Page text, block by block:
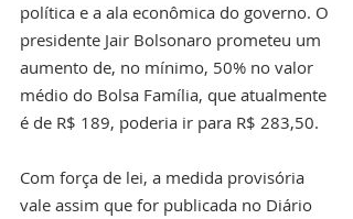
política e a ala econômica do governo. O
presidente Jair Bolsonaro prometeu um
aumento de, no mínimo, 50% no valor
médio do Bolsa Família, que atualmente
é de R$ 189, poderia ir para R$ 283,50.
Com força de lei, a medida provisória
vale assim que for publicada no Diário